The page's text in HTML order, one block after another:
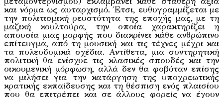
και νόρμα ως αυταρχισμό. Έτσι, ευθυγραμμίζεται με
την πολιτισμική ρευστότητα της εποχής μας, με τη
μαζική κουλτούρα, την οποία χαρακτηρίζει η
απουσία μιας μορφής που διακρίνει κάθε ανθρώπινο
επίτευγμα, από τη μουσική και τις τέχνες μέχρι και
τα πολεοδομικά σχέδια. Αντίθετα, μια συντηρητική
πολιτική θα ενίσχυε τις κλασικές σπουδές και την
οικουμενική μόρφωση, αλλά δεν θα φοβόταν επίσης
να μιλήσει για την κατάργηση της υποχρεωτικής
κρατικής εκπαίδευσης και τη θέσπιση ενός πλαισίου
που θα επιτρέπει και σε άλλους φορείς να έχουν